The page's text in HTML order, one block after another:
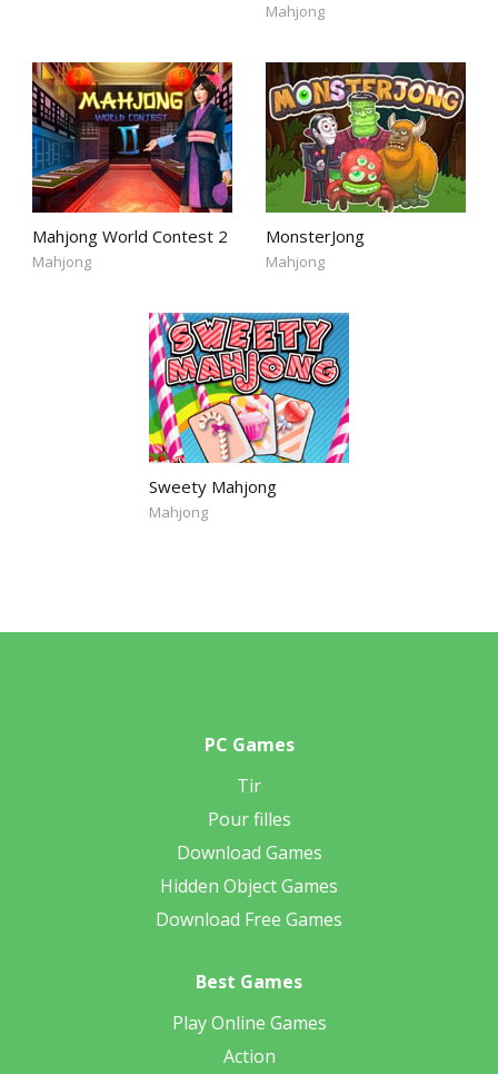
Mahjong
Mahjong World Contest 2
Mahjong
MonsterJong
Mahjong
Sweety Mahjong
Mahjong
PC Games
Tir
Pour filles
Download Games
Hidden Object Games
Download Free Games
Best Games
Play Online Games
Action